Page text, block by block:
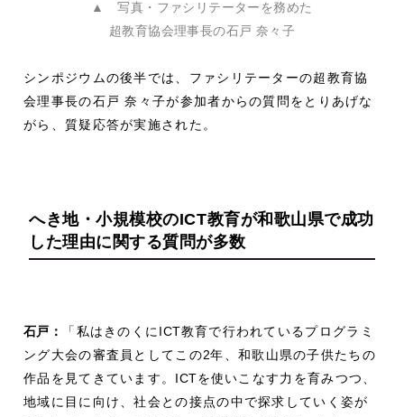
▲ 写真・ファシリテーターを務めた
超教育協会理事長の石戸 奈々子
シンポジウムの後半では、ファシリテーターの超教育協
会理事長の石戸 奈々子が参加者からの質問をとりあげな
がら、質疑応答が実施された。
へき地・小規模校のICT教育が和歌山県で成功
した理由に関する質問が多数
石戸： 「私はきのくにICT教育で行われているプログラミ
ング大会の審査員としてこの2年、和歌山県の子供たちの
作品を見てきています。 ICTを使いこなす力を育みつつ、
地域に目に向け、社会との接点の中で探求していく姿が